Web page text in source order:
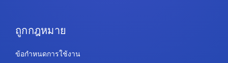
ถูกกฎหมาย
ข้อกำหนดการใช้งาน